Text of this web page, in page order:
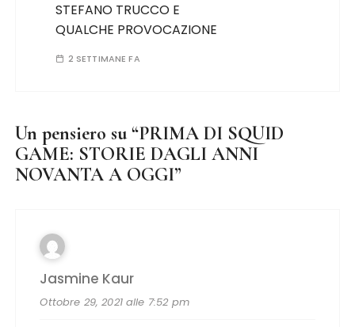
STEFANO TRUCCO E
QUALCHE PROVOCAZIONE
2 SETTIMANE FA
Un pensiero su “PRIMA DI SQUID
GAME: STORIE DAGLI ANNI
NOVANTA A OGGI”
Jasmine Kaur
Ottobre 29, 2021 alle 7:52 pm